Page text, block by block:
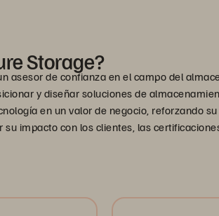
Storage?
asesor de confianza en el campo del
y diseñar soluciones de
en un valor de negocio, reforzando
impacto con los clientes, las